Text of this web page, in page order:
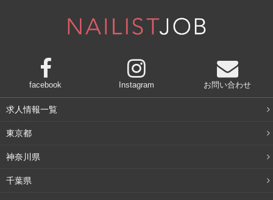
facebook Instagram お問い合わせ
求人情報一覧
東京都
神奈川県
千葉県